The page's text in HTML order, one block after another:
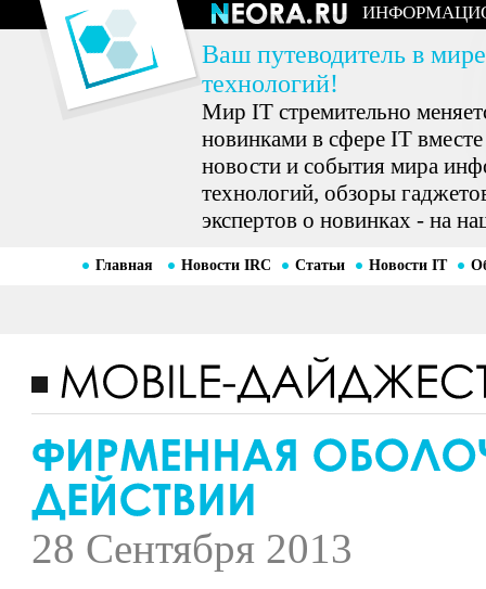
Ваш путеводитель в
технологий!
Мир IT стремительно
новинками в сфере IT
новости и события мира
технологий, обзоры
экспертов о новинках - на
Главная Новости IRC Статьи Новости IT
28 Сентября 2013